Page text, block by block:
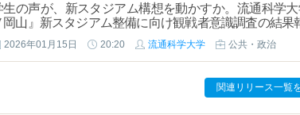
生の声が、新スタジアム構想を動かすか。流通科学
岡山』新スタジアム整備に向け観戦者意識調査の結果
2026年01月15日 20:20 流通科学大学 公共・政治
関連リリース一覧